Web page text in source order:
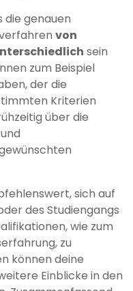
die genauen
von
sein
zum Beispiel
der die
Kriterien
über die
sich auf
des Studiengangs
wie zum
zu
können deine
Einblicke in den